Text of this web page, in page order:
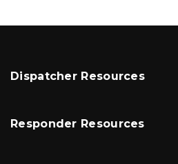
Dispatcher Resources
Responder Resources